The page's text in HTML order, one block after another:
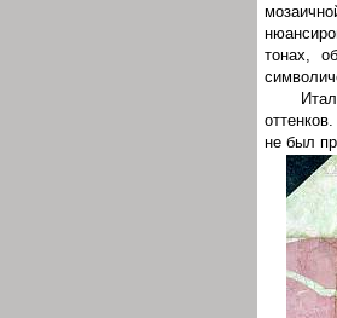
тонах,
не был